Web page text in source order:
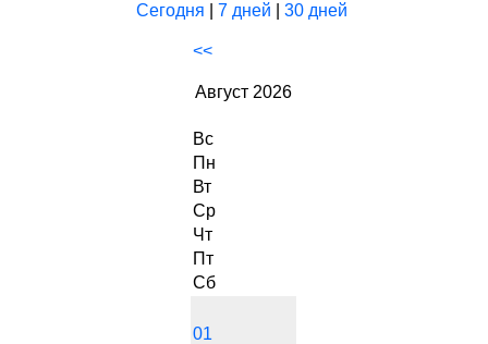
Сегодня 7 дней 30 дней
<<
Август 2026
Вс
Пн
Вт
Ср
Чт
Пт
Сб
01